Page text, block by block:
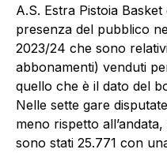
A.S. Estra Pistoia
presenza del pubblico
2023/24 che sono
abbonamenti) venduti
quello che è il dato del
Nelle sette gare
meno rispetto
sono stati 25.771 con